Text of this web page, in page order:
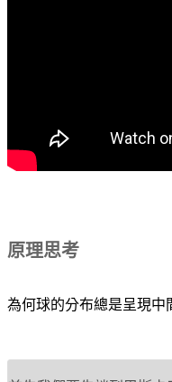
原理思考
為何球的分布總是呈現中